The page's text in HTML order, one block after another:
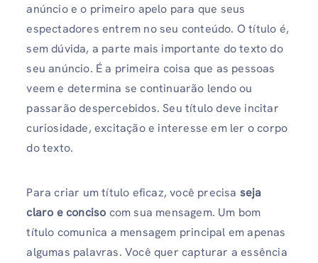
anúncio e o primeiro apelo para que seus
espectadores entrem no seu conteúdo. O título é,
sem dúvida, a parte mais importante do texto do
seu anúncio. É a primeira coisa que as pessoas
veem e determina se continuarão lendo ou
passarão despercebidos. Seu título deve incitar
curiosidade, excitação e interesse em ler o corpo
do texto.
Para criar um título eficaz, você precisa seja
claro e conciso com sua mensagem. Um bom
título comunica a mensagem principal em apenas
algumas palavras. Você quer capturar a essência